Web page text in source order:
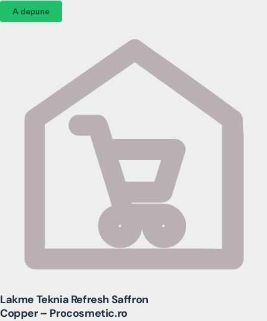
A depune
Lakme Teknia Refresh Saffron
Copper – Procosmetic.ro